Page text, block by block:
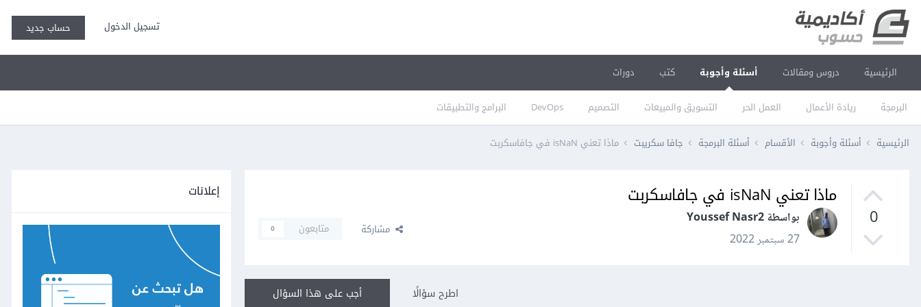
تسجيل الدخول حساب جديد
الرئيسية دروس ومقالات أسئلة وأجوبة
البرمجة ريادة الأعمال العمل الحر التسويق والمبيعات التصميم DevOps البرامج والتطبيقات
كتب دورات
الرئيسية أسئلة وأجوبة الأقسام أسئلة البرمجة جافا سكريبت ماذا تعني isNaN في جافاسكربت
0
ماذا تعني isNaN في جافاسكربت
بواسطة Youssef Nasr2
27 سبتمبر 2022
مشاركة متابعون 0
أجب على هذا السؤال اطرح سؤالًا
إعلانات